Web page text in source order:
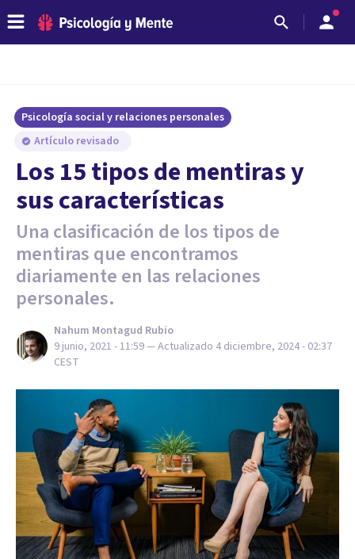
Psicología social y relaciones personales
Artículo revisado
Los 15 tipos de mentiras y
sus características
Una clasificación de los tipos de
mentiras que encontramos
diariamente en las relaciones
personales.
Nahum Montagud Rubio
9 junio, 2021 - 11:59— Actualizado 4 diciembre, 2024 - 02:37
CEST